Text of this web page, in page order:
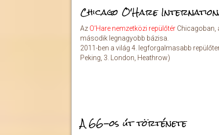
Chicago O'Hare
Az O’Hare nemzetközi repülőtér Chicagoban,
második legnagyobb bázisa.
2011-ben a világ 4. legforgalmasabb
Peking, 3. London, Heathrow)
A 66-os út története